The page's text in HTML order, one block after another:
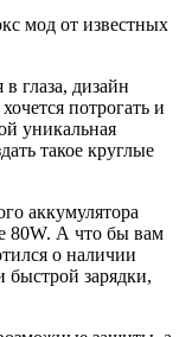
мод от известных
глаза, дизайн
потрогать и
уникальная
такое круглые
аккумулятора
80W. А что бы вам
о наличии
быстрой зарядки,